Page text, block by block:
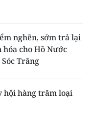
nghẽn, sớm trả lại
cho Hồ Nước
Trăng
hội hàng trăm loại